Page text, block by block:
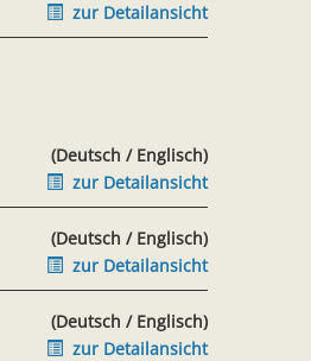
zur Detailansicht
(Deutsch / Englisch)
zur Detailansicht
(Deutsch / Englisch)
zur Detailansicht
(Deutsch / Englisch)
zur Detailansicht